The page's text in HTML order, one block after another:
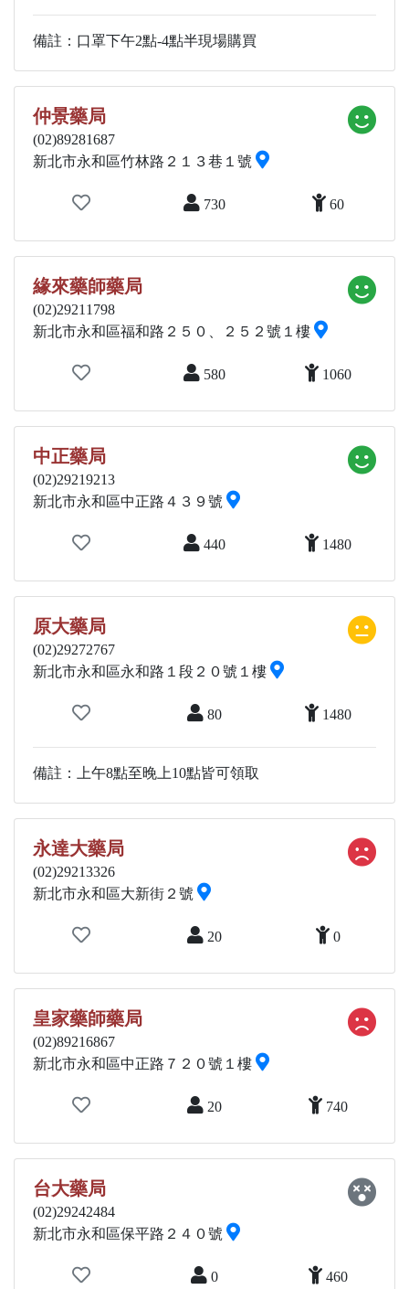
備註：口罩下午2點-4點半現場購買
仲景藥局
(02)89281687
新北市永和區竹林路２１３巷１號
730 60
緣來藥師藥局
(02)29211798
新北市永和區福和路２５０、２５２號１樓
580 1060
中正藥局
(02)29219213
新北市永和區中正路４３９號
440 1480
原大藥局
(02)29272767
新北市永和區永和路１段２０號１樓
80 1480
備註：上午8點至晚上10點皆可領取
永達大藥局
(02)29213326
新北市永和區大新街２號
20 0
皇家藥師藥局
(02)89216867
新北市永和區中正路７２０號１樓
20 740
台大藥局
(02)29242484
新北市永和區保平路２４０號
0 460